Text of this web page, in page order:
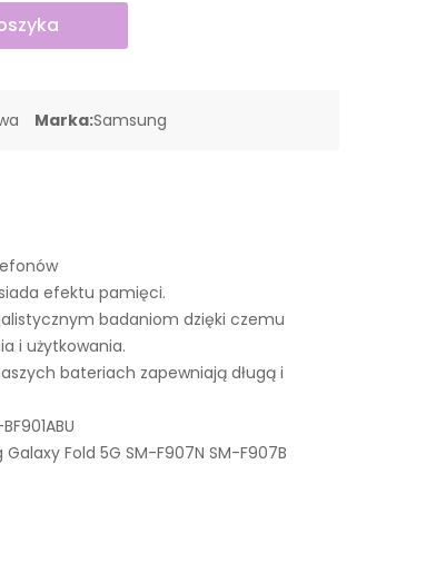
Marka:Samsung
efektu pamięci.
badaniom dzięki czemu
i użytkowania.
bateriach zapewniają długą i
Fold 5G SM-F907N SM-F907B